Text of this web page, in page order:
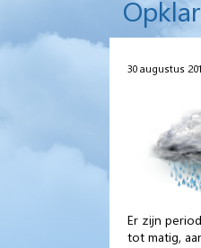
30 augustus
Er zijn
tot matig,